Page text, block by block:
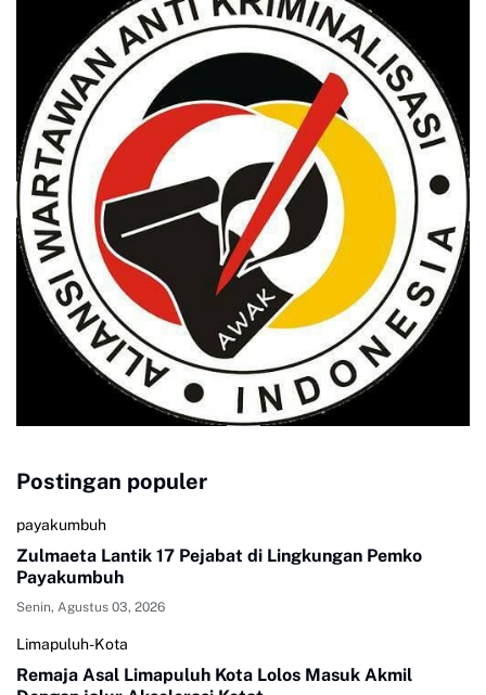
Postingan populer
payakumbuh
Zulmaeta Lantik 17 Pejabat di Lingkungan Pemko
Payakumbuh
Senin, Agustus 03, 2026
Limapuluh-Kota
Remaja Asal Limapuluh Kota Lolos Masuk Akmil